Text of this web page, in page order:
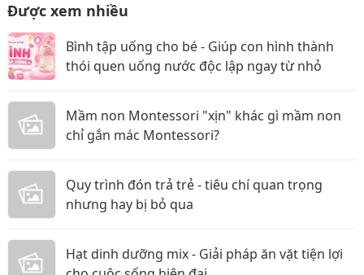
Được xem nhiều
Bình tập uống cho bé - Giúp con hình thành
thói quen uống nước độc lập ngay từ nhỏ
Mầm non Montessori "xịn" khác gì mầm non
chỉ gắn mác Montessori?
Quy trình đón trả trẻ - tiêu chí quan trọng
nhưng hay bị bỏ qua
Hạt dinh dưỡng mix - Giải pháp ăn vặt tiện lợi